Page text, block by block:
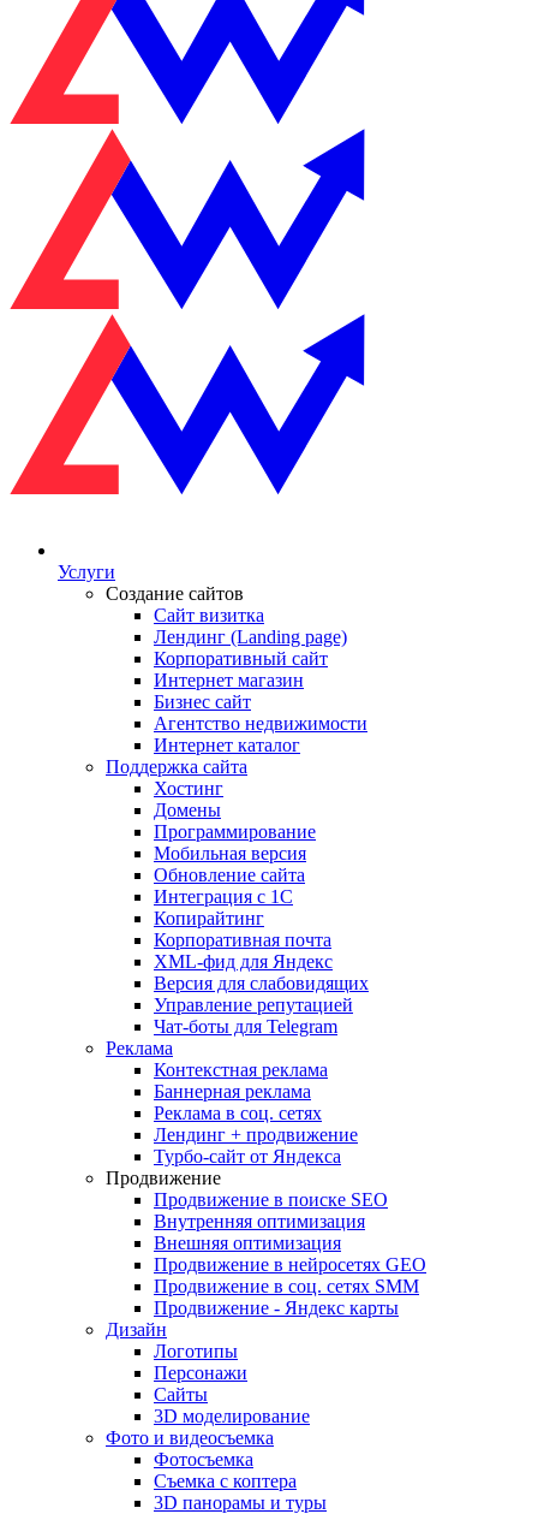
Услуги
Создание сайтов
Сайт визитка
Лендинг (Landing page)
Корпоративный сайт
Интернет магазин
Бизнес сайт
Агентство недвижимости
Интернет каталог
Поддержка сайта
Хостинг
Домены
Программирование
Мобильная версия
Обновление сайта
Интеграция с 1С
Копирайтинг
Корпоративная почта
XML-фид для Яндекс
Версия для слабовидящих
Управление репутацией
Чат-боты для Telegram
Реклама
Контекстная реклама
Баннерная реклама
Реклама в соц. сетях
Лендинг + продвижение
Турбо-сайт от Яндекса
Продвижение
Продвижение в поиске SEO
Внутренняя оптимизация
Внешняя оптимизация
Продвижение в нейросетях GEO
Продвижение в соц. сетях SMM
Продвижение - Яндекс карты
Дизайн
Логотипы
Персонажи
Сайты
3D моделирование
Фото и видеосъемка
Фотосъемка
Съемка с коптера
3D панорамы и туры